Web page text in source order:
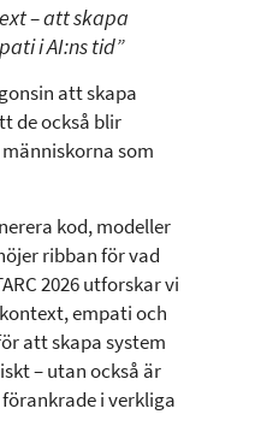
– att skapa
i AI:ns tid”
att skapa
de också blir
som
kod, modeller
ribban för vad
2026 utforskar vi
empati och
att skapa system
– utan också är
i verkliga